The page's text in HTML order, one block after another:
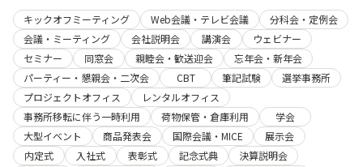
キックオフミーティング
Web会議・テレビ会議
分科会・定例会
会議・ミーティング
会社説明会 講演会
ウェビナー
セミナー
同窓会 親睦会・歓送迎会
忘年会・新年会
パーティー・懇親会・二次会
CBT 筆記試験
選挙事務所
プロジェクトオフィス
レンタルオフィス
事務所移転に伴う一時利用
荷物保管・倉庫利用
学会
大型イベント
商品発表会 国際会議・MICE
展示会
内定式
入社式 表彰式 記念式典
決算説明会